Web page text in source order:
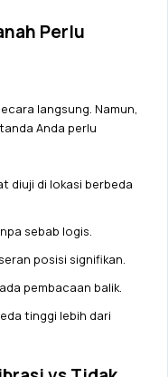
Perlu
langsung. Namun,
Anda perlu
diuji di lokasi berbeda
sebab logis.
posisi signifikan.
pembacaan balik.
tinggi lebih dari